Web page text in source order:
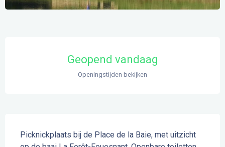
Geopend vandaag
Openingstijden bekijken
Picknickplaats bij de Place de la Baie, met uitzicht